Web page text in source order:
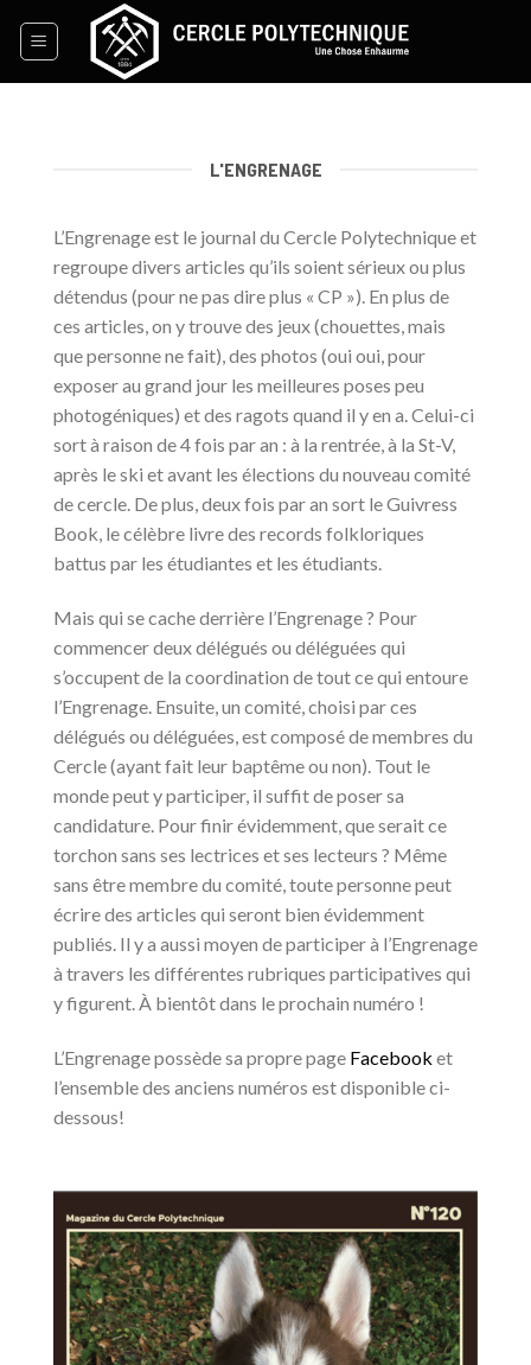
L'ENGRENAGE
L’Engrenage est le journal du Cercle Polytechnique et
regroupe divers articles qu’ils soient sérieux ou plus
détendus (pour ne pas dire plus « CP »). En plus de
ces articles, on y trouve des jeux (chouettes, mais
que personne ne fait), des photos (oui oui, pour
exposer au grand jour les meilleures poses peu
photogéniques) et des ragots quand il y en a. Celui-ci
sort à raison de 4 fois par an : à la rentrée, à la St-V,
après le ski et avant les élections du nouveau comité
de cercle. De plus, deux fois par an sort le Guivress
Book, le célèbre livre des records folkloriques
battus par les étudiantes et les étudiants.
Mais qui se cache derrière l’Engrenage ? Pour
commencer deux délégués ou déléguées qui
s’occupent de la coordination de tout ce qui entoure
l’Engrenage. Ensuite, un comité, choisi par ces
délégués ou déléguées, est composé de membres du
Cercle (ayant fait leur baptême ou non). Tout le
monde peut y participer, il suffit de poser sa
candidature. Pour finir évidemment, que serait ce
torchon sans ses lectrices et ses lecteurs ? Même
sans être membre du comité, toute personne peut
écrire des articles qui seront bien évidemment
publiés. Il y a aussi moyen de participer à l’Engrenage
à travers les différentes rubriques participatives qui
y figurent. À bientôt dans le prochain numéro !
L’Engrenage possède sa propre page Facebook et
l’ensemble des anciens numéros est disponible ci-
dessous!